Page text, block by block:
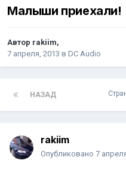
Малыши приехали!
Автор rakiim,
7 апреля, 2013 в DC Audio
НАЗАД
rakiim
Опубликовано 7